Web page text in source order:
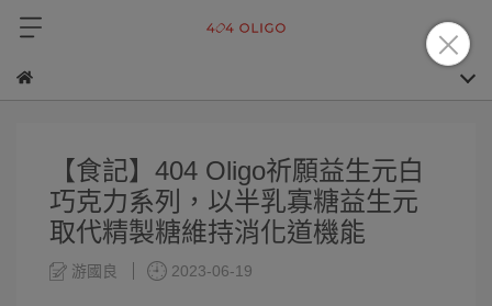
【食記】404 Oligo祈願益生元白
巧克力系列，以半乳寡糖益生元
取代精製糖維持消化道機能
游國良 2023-06-19